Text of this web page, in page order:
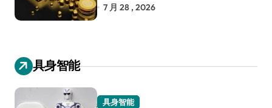
7 月 28 , 2026
具身智能
具身智能